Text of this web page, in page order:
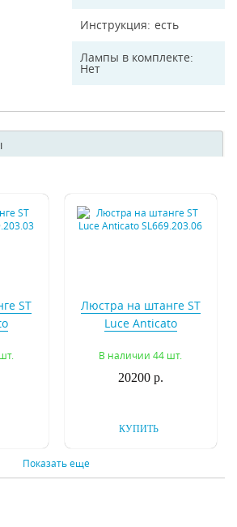
Инструкция есть
Лампы в комплекте
Нет
ST
Люстра на штанге ST
Luce Anticato
В наличии 44 шт.
20200 р.
КУПИТЬ
Показать еще